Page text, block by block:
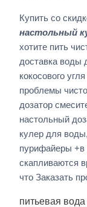
Купить со
настольный
хотите пить
доставка воды
кокосового
проблемы
дозатор
настольный
кулер для
пурифайеры +в
скапливаются
что Заказать
питьевая